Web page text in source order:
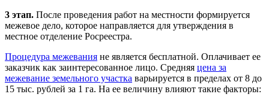
3 этап. После проведения работ на местности формируется
межевое дело, которое направляется для утверждения в
местное отделение Росреестра.
Процедура межевания не является бесплатной. Оплачивает ее
заказчик как заинтересованное лицо. Средняя цена за
межевание земельного участка варьируется в пределах от 8 до
15 тыс. рублей за 1 га. На ее величину влияют такие факторы: